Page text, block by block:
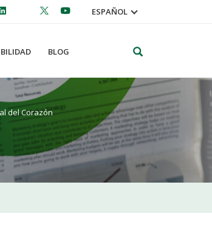
ESPAÑOL
BLOG
del Corazón